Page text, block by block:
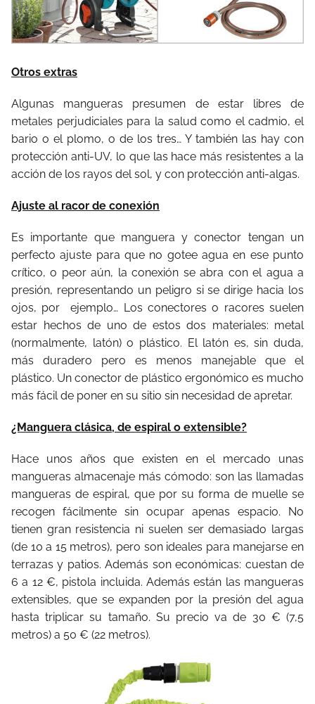
Otros extras
Algunas mangueras presumen de estar libres de
metales perjudiciales para la salud como el cadmio, el
bario o el plomo, o de los tres… Y también las hay con
protección anti-UV, lo que las hace más resistentes a la
acción de los rayos del sol, y con protección anti-algas.
Ajuste al racor de conexión
Es importante que manguera y conector tengan un
perfecto ajuste para que no gotee agua en ese punto
crítico, o peor aún, la conexión se abra con el agua a
presión, representando un peligro si se dirige hacia los
ojos, por
ejemplo… Los conectores o racores suelen
estar hechos de uno de estos dos materiales: metal
(normalmente, latón) o plástico. El latón es, sin duda,
más duradero pero es menos manejable que el
plástico. Un conector de plástico ergonómico es mucho
más fácil de poner en su sitio sin necesidad de apretar.
¿Manguera clásica, de espiral o extensible?
Hace unos años que existen en el mercado unas
mangueras almacenaje más cómodo: son las llamadas
mangueras de espiral, que por su forma de muelle se
recogen fácilmente sin ocupar apenas espacio. No
tienen gran resistencia ni suelen ser demasiado largas
(de 10 a 15 metros), pero son ideales para manejarse en
terrazas y patios. Además son económicas: cuestan de
6 a 12 €, pistola incluida. Además están las mangueras
extensibles, que se expanden por la presión del agua
hasta triplicar su tamaño. Su precio va de 30 € (7,5
metros) a 50 € (22 metros).